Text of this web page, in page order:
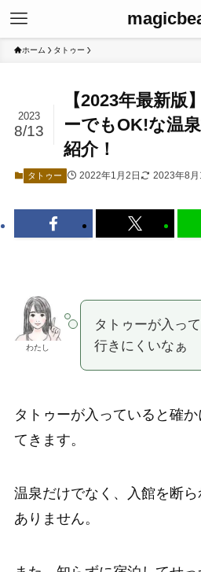
ホーム タトゥー
【2023年最新版
ーでもOK!な温
紹介！
2023
8/13
タトゥー 2022年1月2日 2023年8月
わたし
タトゥーが入っ
行きにくいなぁ
タトゥーが入っていると確
てきます。
温泉だけでなく、入館を断ら
ありません。